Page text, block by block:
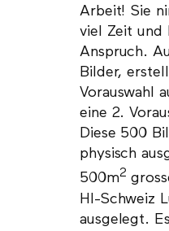
Arbeit! Sie
viel Zeit und
Anspruch.
Bilder,
Vorauswahl
eine 2.
Diese 500
physisch
500m2
HI-Schweiz
ausgelegt.